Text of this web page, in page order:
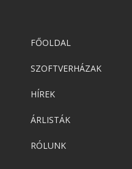
FŐOLDAL
SZOFTVERHÁZAK
HÍREK
ÁRLISTÁK
RÓLUNK